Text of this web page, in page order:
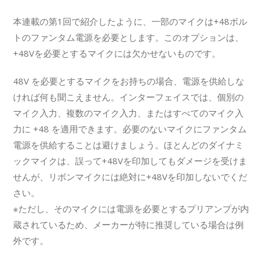
本連載の第1回で紹介したように、一部のマイクは+48ボル
トのファンタム電源を必要とします。このオプションは、
+48Vを必要とするマイクには欠かせないものです。
48V を必要とするマイクをお持ちの場合、電源を供給しな
ければ何も聞こえません。インターフェイスでは、個別の
マイク入力、複数のマイク入力、またはすべてのマイク入
力に +48 を適用できます。必要のないマイクにファンタム
電源を供給することは避けましょう。ほとんどのダイナミ
ックマイクは、誤って+48Vを印加してもダメージを受けま
せんが、リボンマイクには絶対に+48Vを印加しないでくだ
さい。
※ただし、そのマイクには電源を必要とするプリアンプが内
蔵されているため、メーカーが特に推奨している場合は例
外です。